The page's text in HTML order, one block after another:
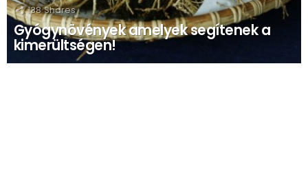
138 Shares
Gyógynövények amelyek segítenek a
kimerültségen!